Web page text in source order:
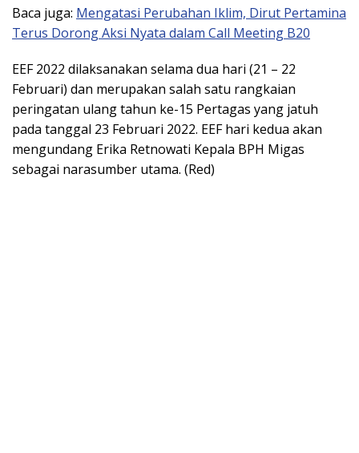
Baca juga: Mengatasi Perubahan Iklim, Dirut Pertamina
Terus Dorong Aksi Nyata dalam Call Meeting B20
EEF 2022 dilaksanakan selama dua hari (21 – 22
Februari) dan merupakan salah satu rangkaian
peringatan ulang tahun ke-15 Pertagas yang jatuh
pada tanggal 23 Februari 2022. EEF hari kedua akan
mengundang Erika Retnowati Kepala BPH Migas
sebagai narasumber utama. (Red)